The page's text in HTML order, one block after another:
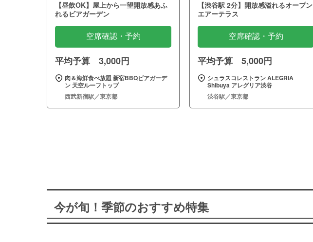
【昼飲OK】屋上から一望開放感あふ
れるビアガーデン
空席確認・予約
平均予算 3,000円
肉＆海鮮食べ放題 新宿BBQビアガーデ
ン 天空ルーフトップ
西武新宿駅／東京都
【渋谷駅 2分】開放感溢れるオープン
エアーテラス
空席確認・予約
平均予算 5,000円
シュラスコレストラン ALEGRIA
Shibuya アレグリア渋谷
渋谷駅／東京都
今が旬！季節のおすすめ特集